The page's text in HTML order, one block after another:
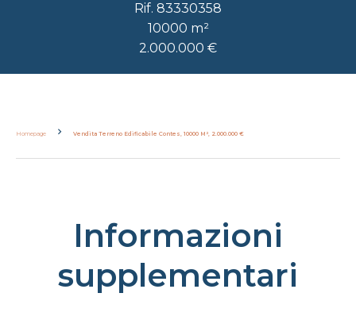
Rif. 83330358
10000 m²
2.000.000 €
Homepage Vendita Terreno Edificabile Contes, 10000 M², 2.000.000 €
Informazioni
supplementari